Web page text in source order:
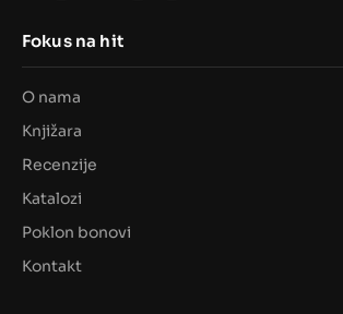
Fokus na hit
O nama
Knjižara
Recenzije
Katalozi
Poklon bonovi
Kontakt